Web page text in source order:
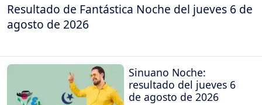
Resultado de Fantástica Noche del jueves 6 de
agosto de 2026
Sinuano Noche:
resultado del jueves 6
de agosto de 2026